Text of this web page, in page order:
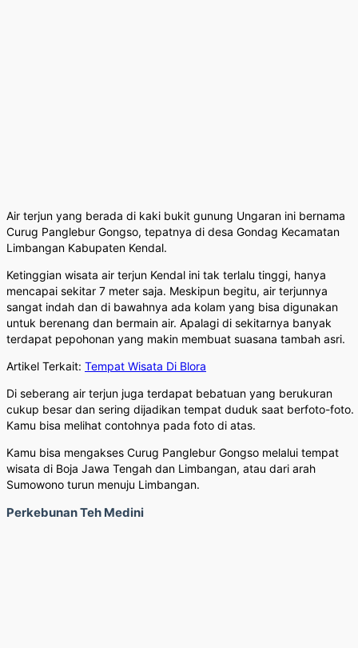
Air terjun yang berada di kaki bukit gunung Ungaran ini bernama
Curug Panglebur Gongso, tepatnya di desa Gondag Kecamatan
Limbangan Kabupaten Kendal.
Ketinggian wisata air terjun Kendal ini tak terlalu tinggi, hanya
mencapai sekitar 7 meter saja. Meskipun begitu, air terjunnya
sangat indah dan di bawahnya ada kolam yang bisa digunakan
untuk berenang dan bermain air. Apalagi di sekitarnya banyak
terdapat pepohonan yang makin membuat suasana tambah asri.
Artikel Terkait: Tempat Wisata Di Blora
Di seberang air terjun juga terdapat bebatuan yang berukuran
cukup besar dan sering dijadikan tempat duduk saat berfoto-foto.
Kamu bisa melihat contohnya pada foto di atas.
Kamu bisa mengakses Curug Panglebur Gongso melalui tempat
wisata di Boja Jawa Tengah dan Limbangan, atau dari arah
Sumowono turun menuju Limbangan.
Perkebunan Teh Medini